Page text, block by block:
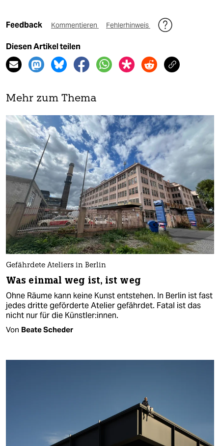
Feedback Kommentieren Fehlerhinweis
Diesen Artikel teilen
Mehr zum Thema
Gefährdete Ateliers in Berlin
Was einmal weg ist, ist weg
Ohne Räume kann keine Kunst entstehen. In Berlin ist fast
jedes dritte geförderte Atelier gefährdet. Fatal ist das
nicht nur für die Künstler:innen.
Von Beate Scheder